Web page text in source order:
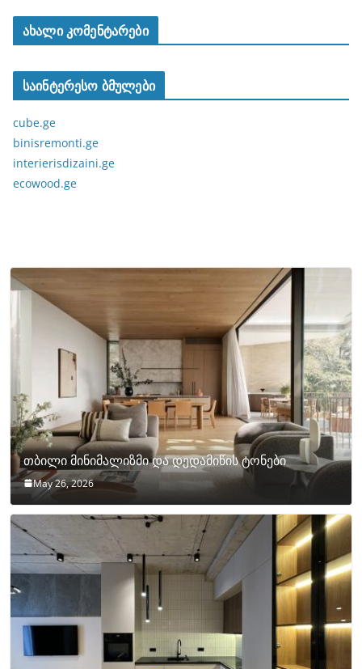
ახალი კომენტარები
საინტერესო ბმულები
cube.ge
binisremonti.ge
interierisdizaini.ge
ecowood.ge
თბილი მინიმალიზმი და დედამიწის ტონები
May 26, 2026